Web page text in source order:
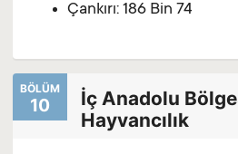
Çankırı: 186 Bin 74
BÖLÜM
10
İç Anadolu
Hayvancılık